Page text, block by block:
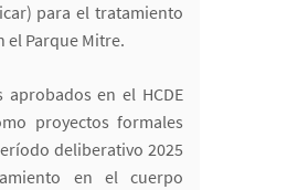
para el tratamiento
el Parque Mitre.
aprobados en el HCDE
proyectos formales
deliberativo 2025
en el cuerpo